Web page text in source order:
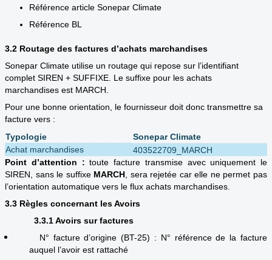
Référence article Sonepar Climate
Référence BL
3.2 Routage des factures d’achats marchandises
Sonepar Climate utilise un routage qui repose sur l’identifiant
complet SIREN + SUFFIXE. Le suffixe pour les achats
marchandises est MARCH.
Pour une bonne orientation, le fournisseur doit donc transmettre sa
facture vers :
Typologie
Sonepar Climate
Achat marchandises
403522709_MARCH
Point d’attention : toute facture transmise avec uniquement le
SIREN, sans le suffixe MARCH , sera rejetée car elle ne permet pas
l’orientation automatique vers le flux achats marchandises.
3.3 Règles concernant les Avoirs
3.3.1 Avoirs sur factures
N° facture d’origine (BT-25) : N° référence de la facture
auquel l’avoir est rattaché